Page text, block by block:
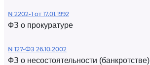
N 2202-1 от 17.01.1992
ФЗ о прокуратуре
N 127-ФЗ 26.10.2002
ФЗ о несостоятельности (банкротстве)